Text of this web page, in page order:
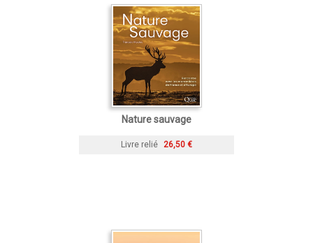
Nature sauvage
Livre relié 26,50 €